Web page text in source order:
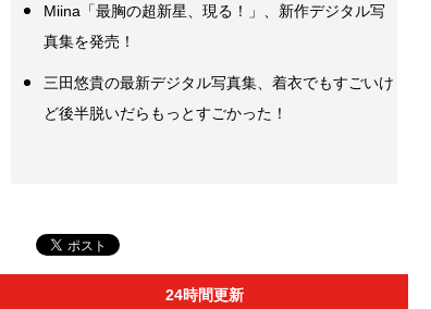
Miina「最胸の超新星、現る！」、新作デジタル写
真集を発売！
三田悠貴の最新デジタル写真集、着衣でもすごいけ
ど後半脱いだらもっとすごかった！
24時間更新